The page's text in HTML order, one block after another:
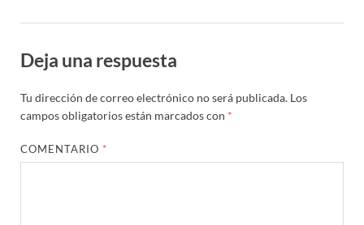
Deja una respuesta
Tu dirección de correo electrónico no será publicada. Los
campos obligatorios están marcados con *
COMENTARIO *